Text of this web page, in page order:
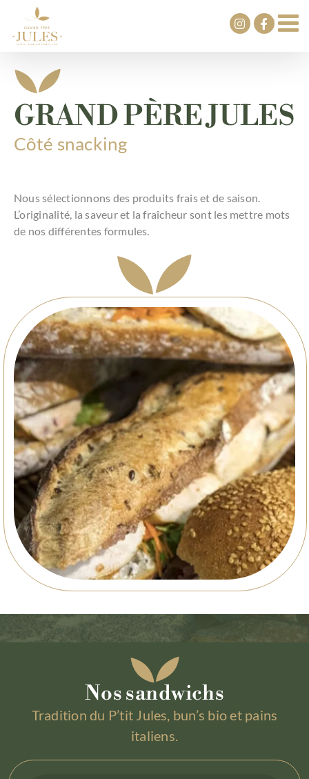
contenu
GRAND PÈRE JULES
Côté snacking
Nous sélectionnons des produits frais et de saison.
L’originalité, la saveur et la fraîcheur sont les mettre mots
de nos différentes formules.
Nos sandwichs
Tradition du P’tit Jules, bun’s bio et pains
italiens.